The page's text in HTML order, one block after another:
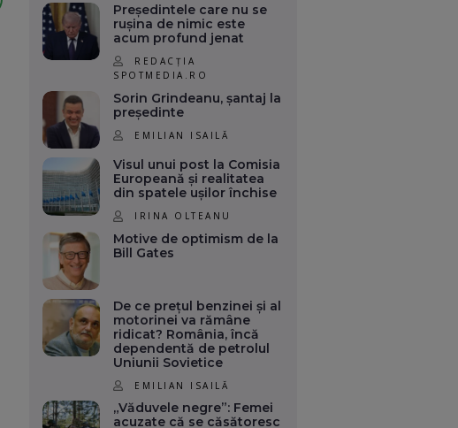
Președintele care nu se
rușina de nimic este
acum profund jenat
REDACȚIA
SPOTMEDIA.RO
Sorin Grindeanu, șantaj la
președinte
EMILIAN ISAILĂ
Visul unui post la Comisia
Europeană și realitatea
din spatele ușilor închise
IRINA OLTEANU
Motive de optimism de la
Bill Gates
De ce prețul benzinei și al
motorinei va rămâne
ridicat? România, încă
dependentă de petrolul
Uniunii Sovietice
EMILIAN ISAILĂ
„Văduvele negre”: Femei
acuzate că se căsătoresc